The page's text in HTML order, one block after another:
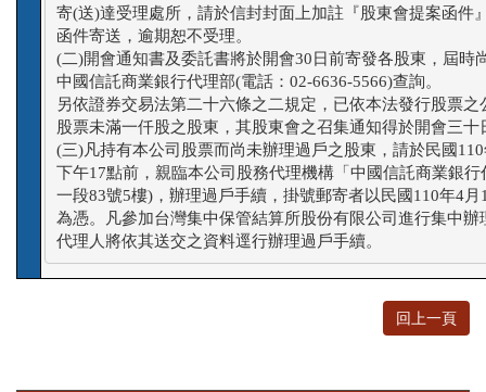
寄(送)達受理處所，請於信封封面上加註『股東會提案函件
函件寄送，逾期恕不受理。
(二)開會通知書及委託書將於開會30日前寄發各股東，屆時
中國信託商業銀行代理部(電話：02-6636-5566)查詢。
另依證券交易法第二十六條之二規定，已依本法發行股票之
股票未滿一仟股之股東，其股東會之召集通知得於開會三
(三)凡持有本公司股票而尚未辦理過戶之股東，請於民國
下午17點前，親臨本公司股務代理機構「中國信託商業銀
一段83號5樓)，辦理過戶手續，掛號郵寄者以民國110年4
為憑。凡參加台灣集中保管結算所股份有限公司進行集中辦
代理人將依其送交之資料逕行辦理過戶手續。
回上一頁